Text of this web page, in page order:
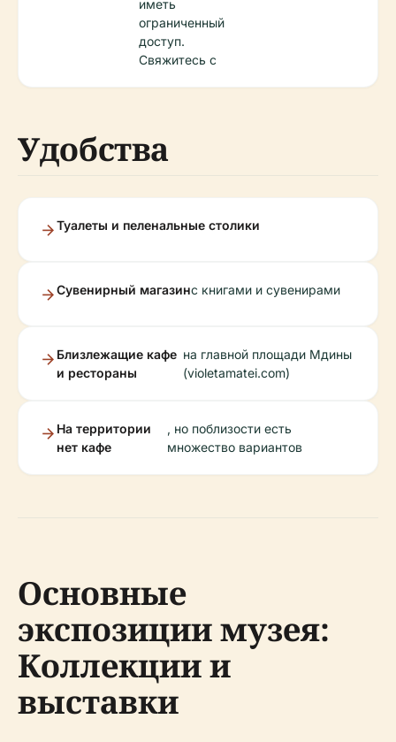
иметь
ограниченный
доступ.
Свяжитесь с
Удобства
Туалеты и пеленальные столики
Сувенирный магазинс книгами и сувенирами
Близлежащие кафе
и рестораны
на главной площади Мдины
(violetamatei.com)
На территории
нет кафе
, но поблизости есть
множество вариантов
Основные
экспозиции музея:
Коллекции и
выставки